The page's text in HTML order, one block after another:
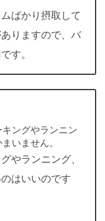
ばかり摂取して
りますので、バ
す。
ングやランニン
いません。
やランニング、
はいいのです